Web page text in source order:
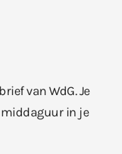
van WdG. Je
in je